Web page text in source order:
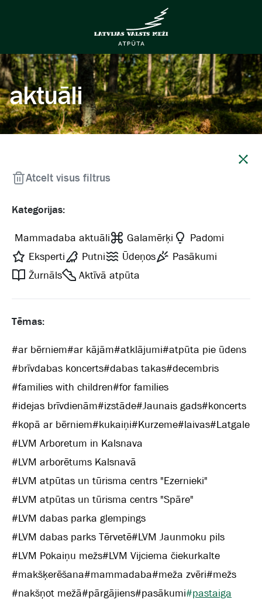
aktuāli
Kategorijas:
Mammadaba aktuāli Galamērķi
Padomi
Eksperti
Putni Ūdeņos
Pasākumi
Žurnāls
Aktīvā atpūta
Tēmas:
#ar bērniem#ar kājām#atklājumi#atpūta pie ūdens
#brīvdabas koncerts#dabas takas#decembris
#families with children#for families
#idejas brīvdienām#izstāde#Jaunais gads#koncerts
#kopā ar bērniem#kukaiņi#Kurzeme#laivas#Latgale
#LVM Arboretum in Kalsnava
#LVM arborētums Kalsnavā
#LVM atpūtas un tūrisma centrs "Ezernieki"
#LVM atpūtas un tūrisma centrs "Spāre"
#LVM dabas parka glempings
#LVM dabas parks Tērvetē#LVM Jaunmoku pils
#LVM Pokaiņu mežs#LVM Vijciema čiekurkalte
#makšķerēšana#mammadaba#meža zvēri#mežs
#nakšņot mežā#pārgājiens#pasākumi#pastaiga
Atcelt visus filtrus